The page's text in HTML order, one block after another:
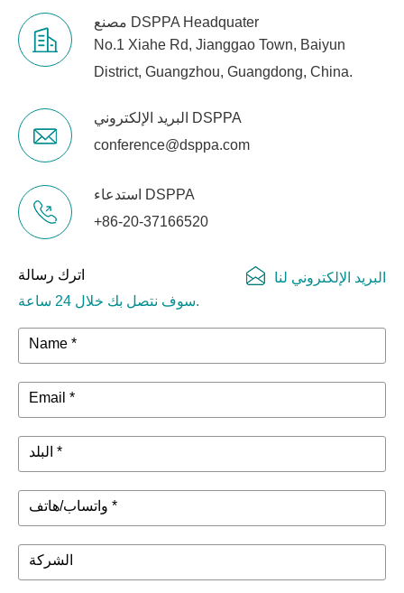
مصنع DSPPA Headquater
No.1 Xiahe Rd, Jianggao Town, Baiyun
District, Guangzhou, Guangdong, China.
البريد الإلكتروني DSPPA
conference@dsppa.com
استدعاء DSPPA
+86-20-37166520
اترك رسالة
سوف نتصل بك خلال 24 ساعة.
البريد الإلكتروني لنا
Name *
Email *
البلد *
واتساب/هاتف *
الشركة